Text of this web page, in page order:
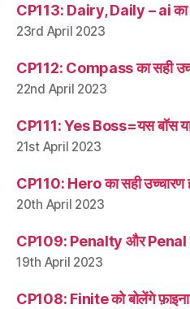
CP113: Dairy, Daily – ai का
23rd April 2023
CP112: Compass का सही
22nd April 2023
CP111: Yes Boss=यस बॉस
21st April 2023
CP110: Hero का सही उच्चारण
20th April 2023
CP109: Penalty और Penal
19th April 2023
CP108: Finite को बोलेंगे